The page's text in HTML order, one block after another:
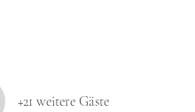
+21 weitere Gäste